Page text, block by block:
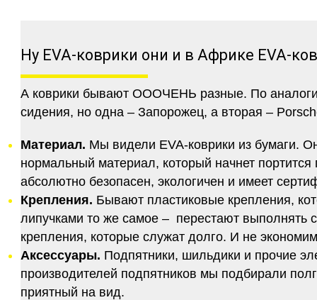
Ну EVA-коврики они и в Африке EVA-
А коврики бывают ОООЧЕНЬ разные. По
сидения, но одна – Запорожец, а вторая –
Материал. Мы видели EVA-коврики из бумаги.
нормальный материал, который начнет
абсолютно безопасен, экологичен и имеет
Крепления. Бывают пластиковые крепления,
липучками то же самое – перестают
крепления, которые служат долго. И не
Аксессуары. Подпятники, шильдики и прочие
производителей подпятников мы подбирали
приятный на вид.